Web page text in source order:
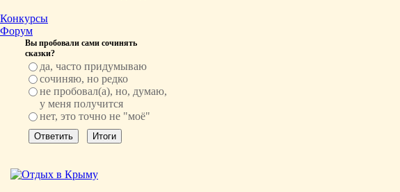
Конкурсы
Форум
Вы пробовали сами сочинять
сказки?
да, часто придумываю
сочиняю, но редко
не пробовал(а), но, думаю,
у меня получится
нет, это точно не "моё"